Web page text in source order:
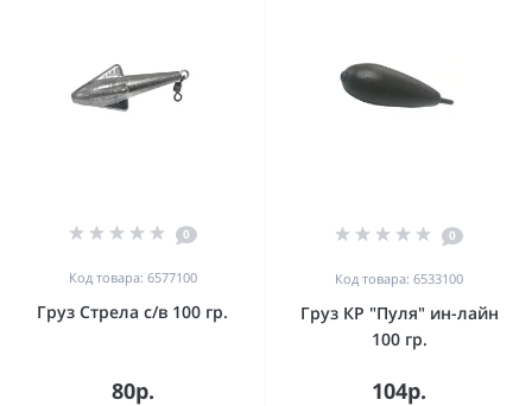
0
Код товара: 6577100
Груз Стрела с/в 100 гр.
80р.
0
Код товара: 6533100
Груз КР "Пуля" ин-лайн
100 гр.
104р.